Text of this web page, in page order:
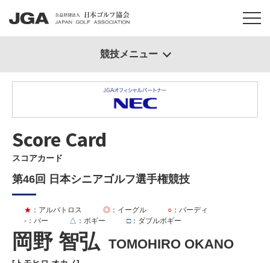
Score Card
スコアカード
第46回 日本シニアゴルフ選手権競技
岡野 智弘 TOMOHIRO OKANO
★ ：アルバトロス ◎ ：イーグル ○ ：バーディ
- ：パー △ ：ボギー □：ダブルボギー
競技メニュー